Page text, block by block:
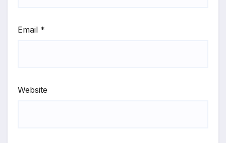
Email *
Website